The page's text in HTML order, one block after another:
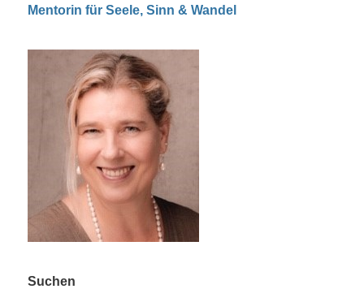
Mentorin für Seele, Sinn & Wandel
Suchen